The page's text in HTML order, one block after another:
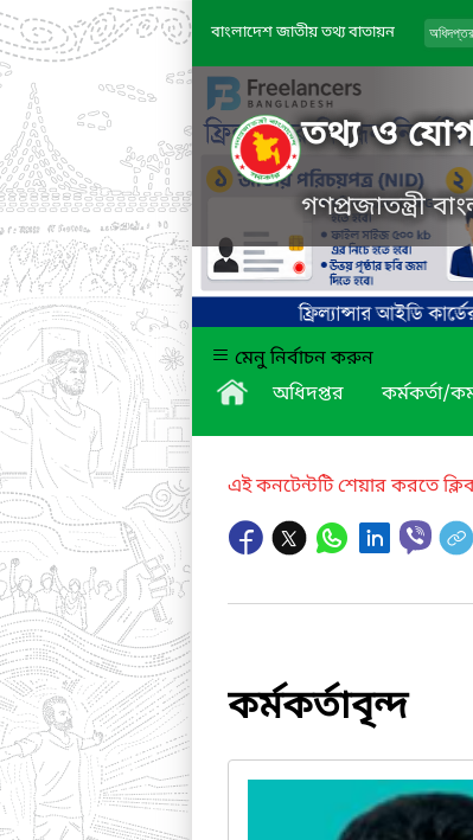
বাংলাদেশ জাতীয় তথ্য বাতায়ন
তথ্য ও
গণপ্রজাতন্ত্রী
মেনু নির্বাচন করুন
অধিদপ্তর
কর্মকর্তা/
এই কনটেন্টটি শেয়ার করতে
কর্মকর্তাবৃন্দ